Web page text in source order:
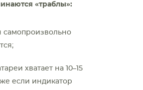
«траблы»:
самопроизвольно
хватает на 10–15
если индикатор